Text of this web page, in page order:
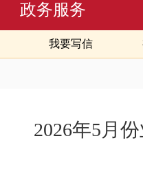
政务服务
我要写信
2026年5月